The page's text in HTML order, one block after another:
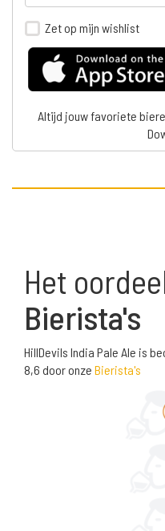
Zet op mijn wishlist
Altijd jouw favoriete
Het
Bierista's
HillDevils India Pale Ale is
8,6 door onze Bierista's